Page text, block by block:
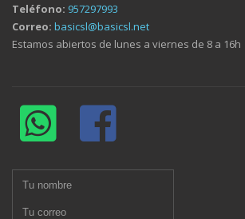
Teléfono: 957297993
Correo: basicsl@basicsl.net
Estamos abiertos de lunes a viernes de 8 a 16h